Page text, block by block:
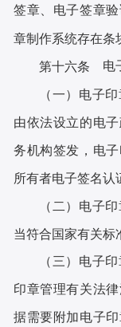
签章、电子签章
章制作系统存在条
第十六条 电
（一）电子
由依法设立的电
务机构签发，电
所有者电子签名认
（二）电子
当符合国家有关标
（三）电子
印章管理有关法
据需要附加电子